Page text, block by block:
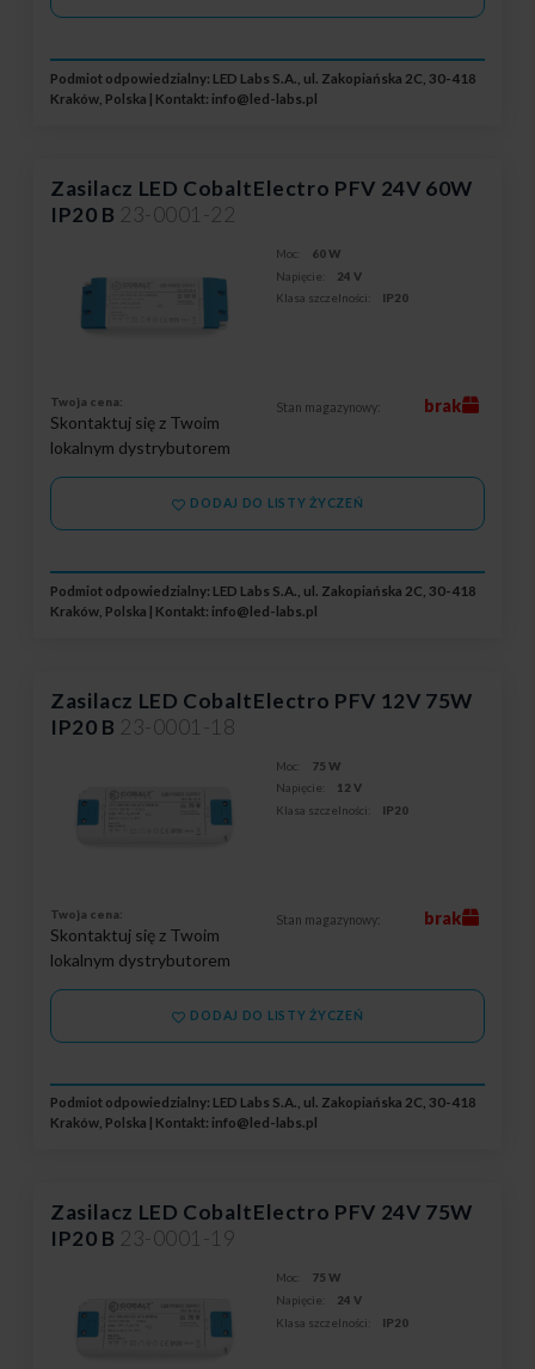
Podmiot odpowiedzialny: LED Labs S.A., ul. Zakopiańska 2C, 30-418
Kraków, Polska | Kontakt: info@led-labs.pl
Zasilacz LED CobaltElectro PFV 24V 60W
IP20 B 23-0001-22
Moc:
60 W
Napięcie:
24 V
Klasa szczelności:
IP20
Twoja cena:
Skontaktuj się z Twoim
lokalnym dystrybutorem
Stan magazynowy: brak
DODAJ DO LISTY ŻYCZEŃ
Podmiot odpowiedzialny: LED Labs S.A., ul. Zakopiańska 2C, 30-418
Kraków, Polska | Kontakt: info@led-labs.pl
Zasilacz LED CobaltElectro PFV 12V 75W
IP20 B 23-0001-18
Moc:
75 W
Napięcie:
12 V
Klasa szczelności:
IP20
Twoja cena:
Skontaktuj się z Twoim
lokalnym dystrybutorem
Stan magazynowy: brak
DODAJ DO LISTY ŻYCZEŃ
Podmiot odpowiedzialny: LED Labs S.A., ul. Zakopiańska 2C, 30-418
Kraków, Polska | Kontakt: info@led-labs.pl
Zasilacz LED CobaltElectro PFV 24V 75W
IP20 B 23-0001-19
Moc:
75 W
Napięcie:
24 V
Klasa szczelności:
IP20